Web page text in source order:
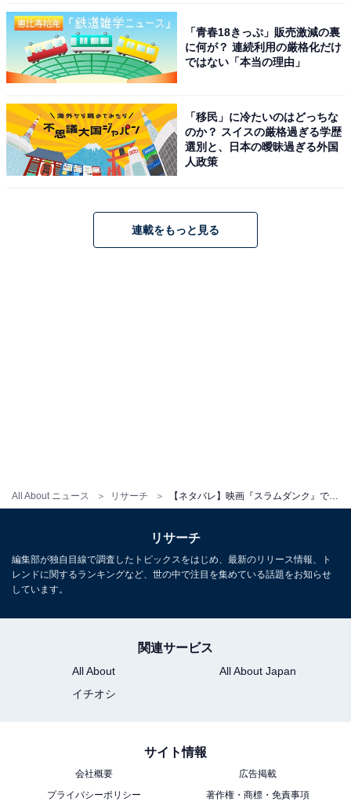
All About ニュース リサーチ
View this post on Instagram
A post shared by 映画『THE FIRST SLAM DUNK』スタッフ
「青春18きっぷ」販売激減の裏
に何が？ 連続利用の厳格化だけ
ではない「本当の理由」
「移民」に冷たいのはどっちな
のか？ スイスの厳格過ぎる学歴
選別と、日本の曖昧過ぎる外国
人政策
連載をもっと見る
リサーチ
編集部が独自目線で調査したトピックスをはじめ、最新のリリース情報、ト
レンドに関するランキングなど、世の中で注目を集めている話題をお知らせ
しています。
関連サービス
All About
All About Japan
イチオシ
サイト情報
会社概要
広告掲載
プライバシーポリシー
著作権・商標・免責事項